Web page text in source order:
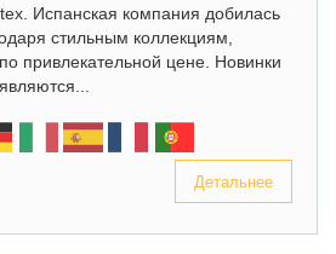
Испанская компания добилась
стильным коллекциям,
привлекательной цене. Новинки
Детальнее